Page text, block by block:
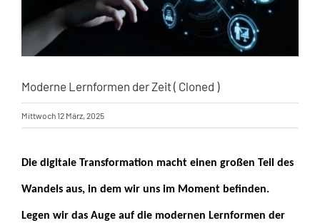
Moderne Lernformen der Zeit ( Cloned )
Mittwoch 12 März, 2025
Die digitale Transformation macht einen großen Teil des
Wandels aus, in dem wir uns im Moment befinden.
Legen wir das Auge auf die modernen Lernformen der